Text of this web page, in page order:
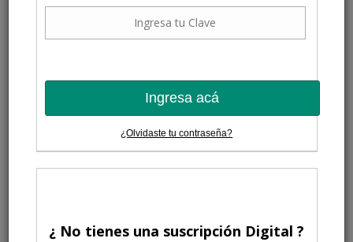
Ingresa acá
¿Olvidaste tu contraseña?
¿ No tienes una suscripción Digital ?